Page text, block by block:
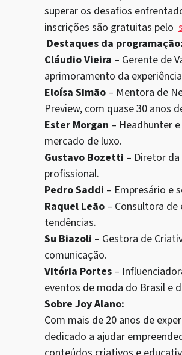
superar os desafios
inscrições são gratuitas pelo
Destaques da programação:
Cláudio Vieira – Gerente de
aprimoramento da
Eloísa Simão – Mentora de
Preview, com quase 30 anos
Ester Morgan – Headhunter
mercado de luxo.
Gustavo Bozetti – Diretor
profissional.
Pedro Saddi – Empresário e
Raquel Leão – Consultora
tendências.
Su Biazoli – Gestora de
comunicação.
Vitória Portes –
eventos de moda do Brasil e
Sobre Joy Alano:
Com mais de 20 anos de
dedicado a ajudar